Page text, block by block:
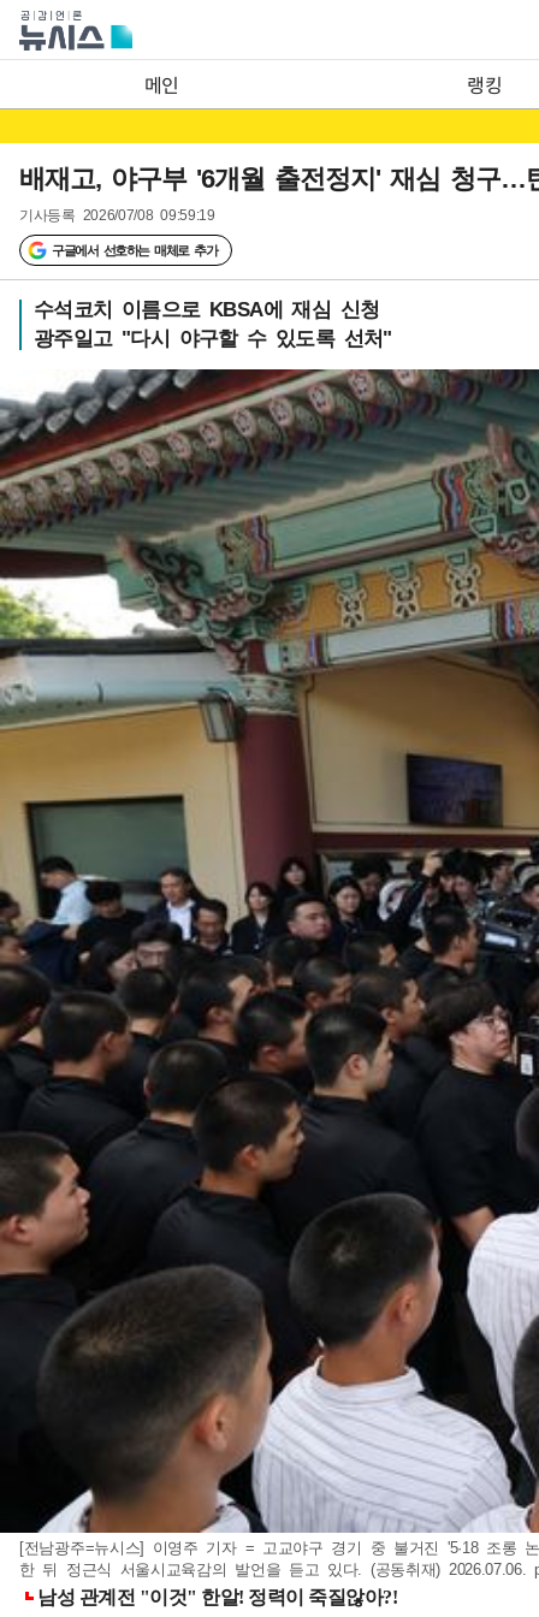
메인 랭킹
배재고, 야구부 '6개월 출전정지' 재심 청구…
기사등록 2026/07/08 09:59:19
구글에서 선호하는 매체로 추가
수석코치 이름으로 KBSA에 재심 신청
광주일고 "다시 야구할 수 있도록 선처"
[전남광주=뉴시스] 이영주 기자 = 고교야구 경기 중 불거진 '5·18 조롱
한 뒤 정근식 서울시교육감의 발언을 듣고 있다. (공동취재) 2026.07.06.